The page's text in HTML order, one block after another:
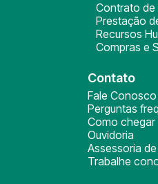
Contrato de
Prestação
Recursos
Compras e
Contato
Fale Conosco
Perguntas
Como chegar
Ouvidoria
Assessoria
Trabalhe